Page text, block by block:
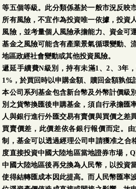
等五個等級。此分類係基於一般市況反映
所有風險，不宜作為投資唯一依據，投資
風險，並考量個人風險承擔能力、資金可
基金之風險可能含有產業景氣循環變動、
地區政經社會變動或其他投資風險。
遞延手續費N級別，持有未滿1、2、3年
1%，於買回時以申購金額、贖回金額孰低
本公司系列基金包含新台幣及外幣計價級
別之貨幣換匯後申購基金，須自行承擔匯
人與銀行進行外匯交易有賣價與買價之差
買賣價差，此價差依各銀行報價而定。
制，基金可以透過經理公司申請獲准之合
度直接投資中國大陸地區當地證券市場，
中國大陸地區後再兌換為人民幣，以投資
使得結轉匯成本因此提高。而人民幣匯率